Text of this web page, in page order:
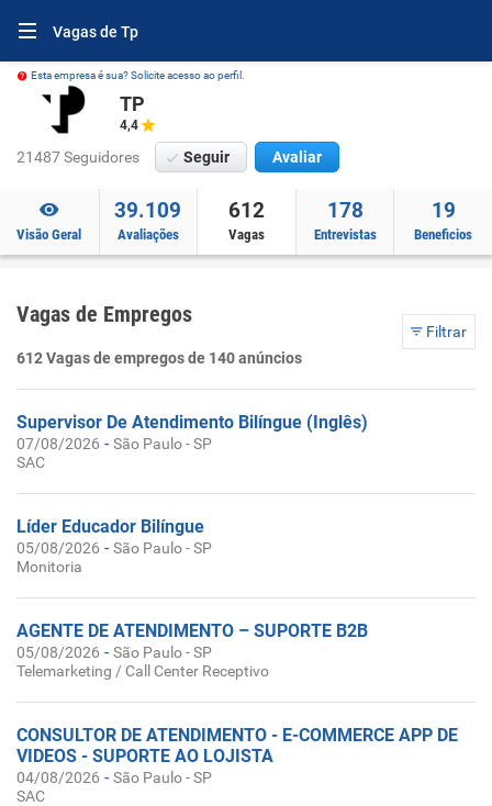
Vagas de Tp
Esta empresa é sua? Solicite acesso ao perfil.
TP
4,4
21487 Seguidores Seguir Avaliar
Visão Geral
39.109
Avaliações
612
Vagas
178
Entrevistas
19
Beneficios
Vagas de Empregos
Filtrar
612 Vagas de empregos de 140 anúncios
Supervisor De Atendimento Bilíngue (Inglês)
07/08/2026 -São Paulo - SP
SAC
Líder Educador Bilíngue
05/08/2026 -São Paulo - SP
Monitoria
AGENTE DE ATENDIMENTO – SUPORTE B2B
05/08/2026 -São Paulo - SP
Telemarketing / Call Center Receptivo
CONSULTOR DE ATENDIMENTO - E-COMMERCE APP DE
VIDEOS - SUPORTE AO LOJISTA
04/08/2026 -São Paulo - SP
SAC